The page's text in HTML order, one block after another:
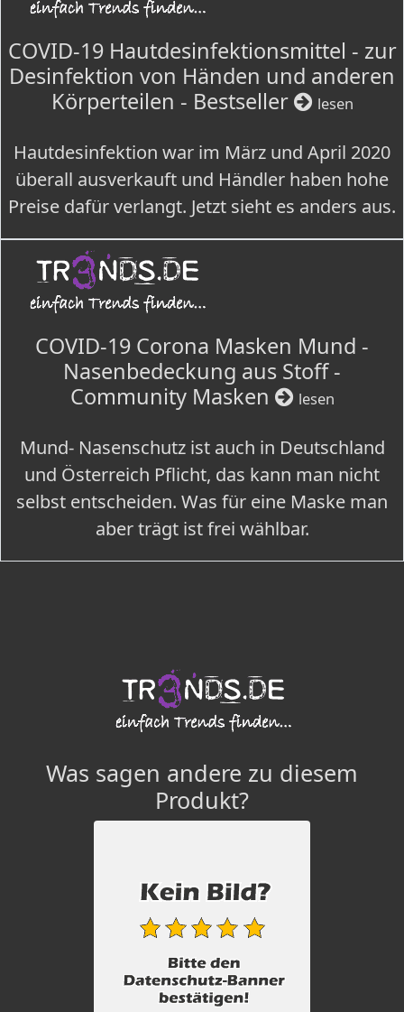
COVID-19 Hautdesinfektionsmittel - zur
Desinfektion von Händen und anderen
Körperteilen - Bestseller
lesen
Hautdesinfektion war im März und April 2020
überall ausverkauft und Händler haben hohe
Preise dafür verlangt. Jetzt sieht es anders aus.
COVID-19 Corona Masken Mund -
Nasenbedeckung aus Stoff -
Community Masken
lesen
Mund- Nasenschutz ist auch in Deutschland
und Österreich Pflicht, das kann man nicht
selbst entscheiden. Was für eine Maske man
aber trägt ist frei wählbar.
Was sagen andere zu diesem
Produkt?